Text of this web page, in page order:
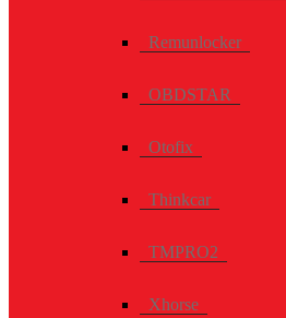
Remunlocker
OBDSTAR
Otofix
Thinkcar
TMPRO2
Xhorse